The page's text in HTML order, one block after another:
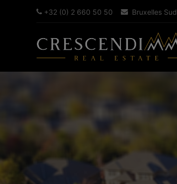
+32 (0) 2 660 50 50 Bruxelles Sud